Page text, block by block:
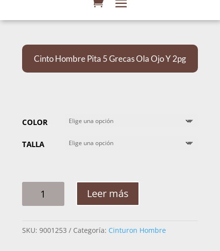
Cinto Hombre Pita 5 Grecas Ola Ojo Y 2pg
COLOR
TALLA
HOMBRE
GRECAS
Leer más
SKU: 9001253 Categoría: Cinturon Hombre